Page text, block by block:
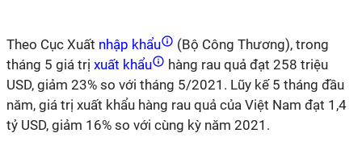
Theo Cục Xuất nhập khẩu
(Bộ Công Thương), trong
tháng 5 giá trị xuất khẩu
hàng rau quả đạt 258 triệu
USD, giảm 23% so với tháng 5/2021. Lũy kế 5 tháng đầu
năm, giá trị xuất khẩu hàng rau quả của Việt Nam đạt 1,4
tỷ USD, giảm 16% so với cùng kỳ năm 2021.